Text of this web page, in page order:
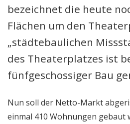
bezeichnet die heute
Flächen um den
„städtebaulichen
des Theaterplatzes ist
fünfgeschossiger Bau
Nun soll der Netto-Markt
einmal 410 Wohnungen gebaut